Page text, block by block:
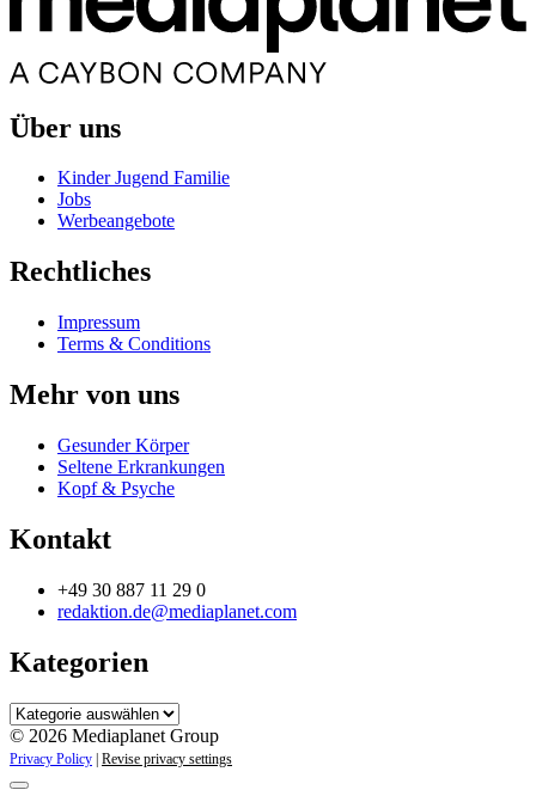
Über uns
Kinder Jugend Familie
Jobs
Werbeangebote
Rechtliches
Impressum
Terms & Conditions
Mehr von uns
Gesunder Körper
Seltene Erkrankungen
Kopf & Psyche
Kontakt
+49 30 887 11 29 0
redaktion.de@mediaplanet.com
Kategorien
Kategorien
© 2026 Mediaplanet Group
Privacy Policy | Revise privacy settings